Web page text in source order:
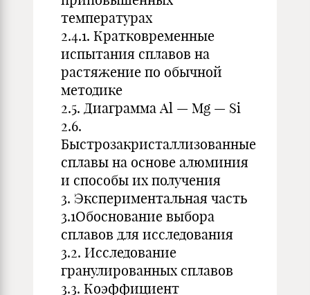
температурах
2.4.1. Кратковременные
испытания сплавов на
растяжение по обычной
методике
2.5. Диаграмма Al — Mg — Si
2.6.
Быстрозакристаллизованные
сплавы на основе алюминия
и способы их получения
3. Экспериментальная часть
3.1Обоснование выбора
сплавов для исследования
3.2. Исследование
гранулированных сплавов
3.3. Коэффициент